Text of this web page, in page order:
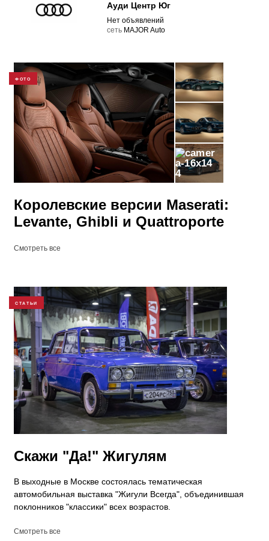
Ауди Центр Юг
Нет объявлений
cеть MAJOR Auto
ФОТО
4
Королевские версии Maserati:
Levante, Ghibli и Quattroporte
Смотреть все
СТАТЬИ
Скажи "Да!" Жигулям
В выходные в Москве состоялась тематическая
автомобильная выставка "Жигули Всегда", объединившая
поклонников "классики" всех возрастов.
Смотреть все